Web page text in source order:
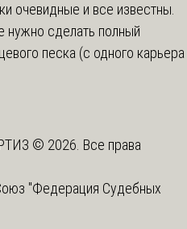
очевидные и все известны.
нужно сделать полный
песка (с одного карьера
© 2026. Все права
"Федерация Судебных